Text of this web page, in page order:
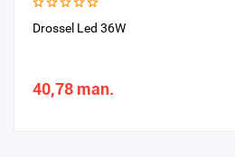
Drossel Led 36W
40,78 man.